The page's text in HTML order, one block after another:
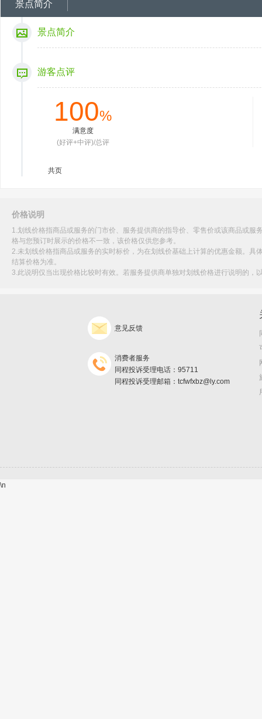
景点简介
景点简介
游客点评
100%
满意度
(好评+中评)/总评
共页
价格说明
1.划线价格指商品或服务的门市价、服务提供商的指导价、零售价或该商品或
格与您预订时展示的价格不一致，该价格仅供您参考。
2.未划线价格指商品或服务的实时标价，为在划线价基础上计算的优惠金额。
结算价格为准。
3.此说明仅当出现价格比较时有效。若服务提供商单独对划线价格进行说明的
意见反馈
消费者服务
同程投诉受理电话：95711
同程投诉受理邮箱：tcfwfxbz@ly.com
\n